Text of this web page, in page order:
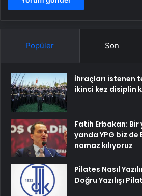
Popüler Son
İhraçları istenen
ikinci kez disiplin
Fatih Erbakan: Bir
yanda YPG biz de
namaz kılıyoruz
Pilates Nasıl
Doğru Yazılışı